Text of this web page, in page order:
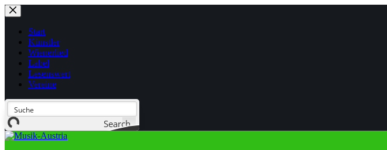
Start
Künstler
Wienerlied
Label
Lesenswert
Vereine
Search